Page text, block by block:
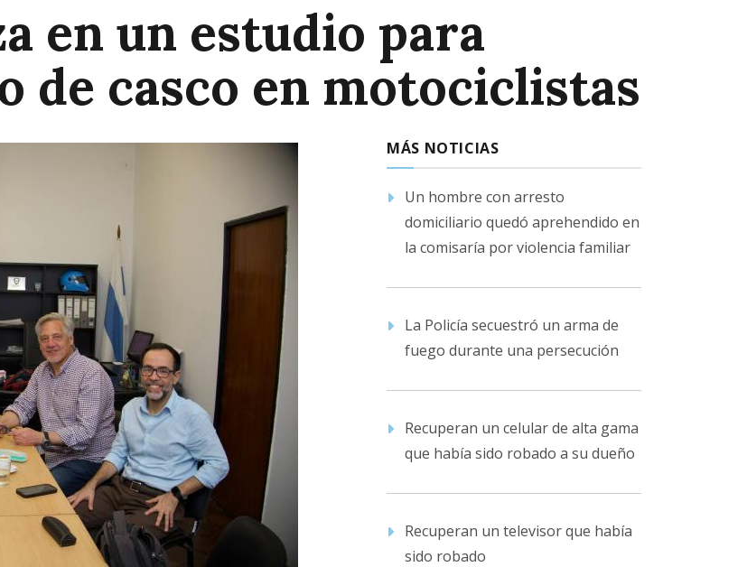
en un estudio para
de casco en motociclistas
MÁS NOTICIAS
Un hombre con arresto
domiciliario quedó aprehendido en
la comisaría por violencia familiar
La Policía secuestró un arma de
fuego durante una persecución
Recuperan un celular de alta gama
que había sido robado a su dueño
Recuperan un televisor que había
sido robado